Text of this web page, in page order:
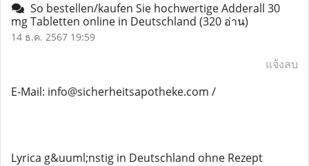
So bestellen/kaufen Sie hochwertige Adderall 30
mg Tabletten online in Deutschland (320 อ่าน)
14 ธ.ค. 2567 19:59
แจ้งลบ
E-Mail: info@sicherheitsapotheke.com /
Lyrica g&uuml;nstig in Deutschland ohne Rezept